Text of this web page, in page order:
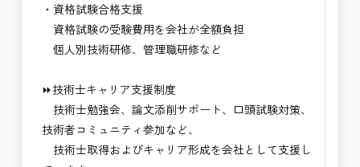
・資格試験合格支援
資格試験の受験費用を会社が全額負担
個人別技術研修、管理職研修など
⏩技術士キャリア支援制度
技術士勉強会、論文添削サポート、口頭試験対策、
技術者コミュニティ参加など、
技術士取得およびキャリア形成を会社として支援し